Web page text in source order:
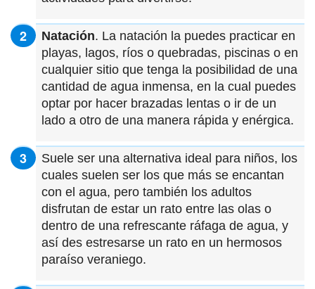
Natación. La natación la puedes practicar en
playas, lagos, ríos o quebradas, piscinas o en
cualquier sitio que tenga la posibilidad de una
cantidad de agua inmensa, en la cual puedes
optar por hacer brazadas lentas o ir de un
lado a otro de una manera rápida y enérgica.
Suele ser una alternativa ideal para niños, los
cuales suelen ser los que más se encantan
con el agua, pero también los adultos
disfrutan de estar un rato entre las olas o
dentro de una refrescante ráfaga de agua, y
así des estresarse un rato en un hermosos
paraíso veraniego.